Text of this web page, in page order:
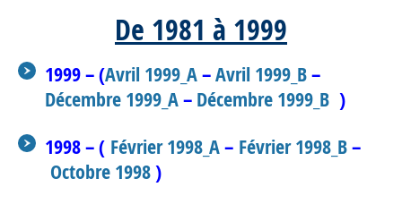
De 1981 à 1999
1999 – (Avril 1999_A–Avril 1999_B–
Décembre 1999_A– Décembre 1999_B )
1998 – ( Février 1998_A– Février 1998_B–
Octobre 1998)